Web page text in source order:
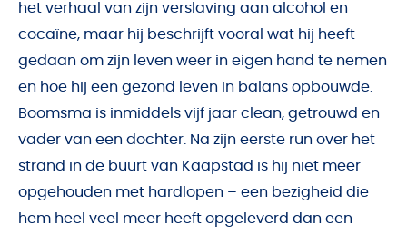
het verhaal van zijn verslaving aan alcohol en
cocaïne, maar hij beschrijft vooral wat hij heeft
gedaan om zijn leven weer in eigen hand te nemen
en hoe hij een gezond leven in balans opbouwde.
Boomsma is inmiddels vijf jaar clean, getrouwd en
vader van een dochter. Na zijn eerste run over het
strand in de buurt van Kaapstad is hij niet meer
opgehouden met hardlopen – een bezigheid die
hem heel veel meer heeft opgeleverd dan een